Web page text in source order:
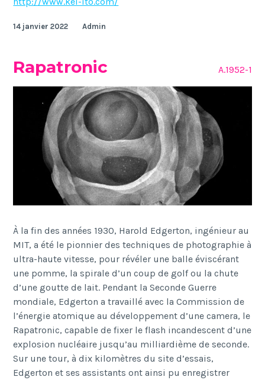
14 janvier 2022 Admin
Rapatronic A.1952-1
À la fin des années 1930, Harold Edgerton, ingénieur au
MIT, a été le pionnier des techniques de photographie à
ultra-haute vitesse, pour révéler une balle éviscérant
une pomme, la spirale d’un coup de golf ou la chute
d’une goutte de lait. Pendant la Seconde Guerre
mondiale, Edgerton a travaillé avec la Commission de
l’énergie atomique au développement d’une camera, le
Rapatronic, capable de fixer le flash incandescent d’une
explosion nucléaire jusqu’au milliardième de seconde.
Sur une tour, à dix kilomètres du site d’essais,
Edgerton et ses assistants ont ainsi pu enregistrer